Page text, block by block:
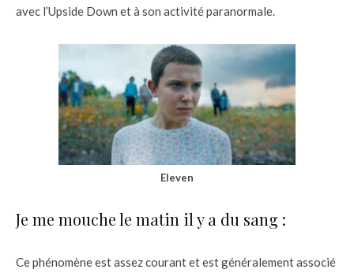
avec l’Upside Down et à son activité paranormale.
Eleven
Je me mouche le matin il y a du sang :
Ce phénomène est assez courant et est généralement associé